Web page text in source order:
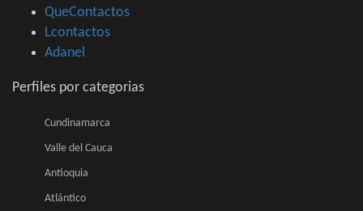
QueContactos
Lcontactos
Adanel
Perfiles por categorias
Cundinamarca
Valle del Cauca
Antioquia
Atlántico